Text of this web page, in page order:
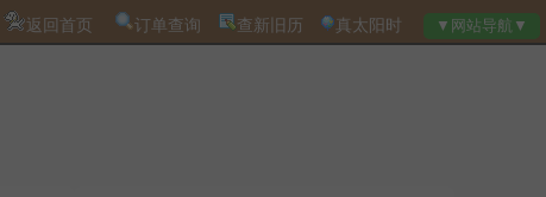
返回首页 订单查询 查新旧历 真太阳时